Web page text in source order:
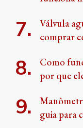
Válvula
comprar
Como
por que
guia para